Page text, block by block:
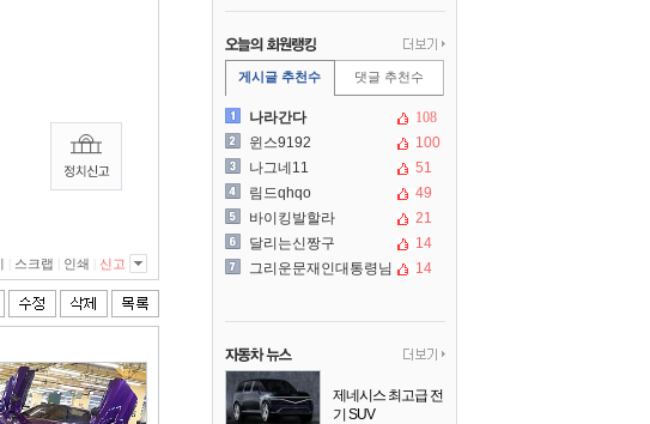
스크랩 인쇄 신고
게시글 추천수 댓글 추천수
나라간다
108
윈스9192
100
나그네11
51
림드qhqo
49
바이킹발할라
21
달리는신짱구
14
그리운문재인대통령님
14
제네시스 최고급 전
기 SUV